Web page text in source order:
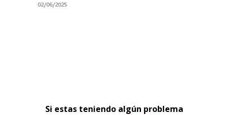
02/06/2025
Si estas teniendo algún problema